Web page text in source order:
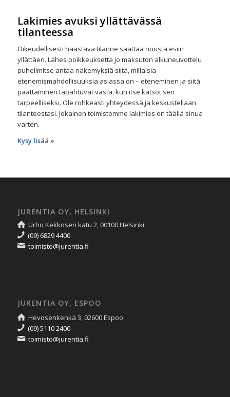
Lakimies avuksi yllättävässä
tilanteessa
Oikeudellisesti haastava tilanne saattaa nousta esiin
yllättäen. Lähes poikkeuksetta jo maksuton alkuneuvottelu
puhelimitse antaa näkemyksiä siitä, millaisia
etenemismahdollisuuksia asiassa on – eteneminen ja siitä
päättäminen tapahtuvat vasta, kun itse katsot sen
tarpeelliseksi. Ole rohkeasti yhteydessä ja keskustellaan
tilanteestasi. Jokainen toimistomme lakimies on täällä sinua
varten.
Kysy lisää »
JURENTIA OY, HELSINKI
Urho Kekkosen katu 2, 00100 Helsinki
(09) 6829 4400
toimisto@jurentia.fi
JURENTIA OY, ESPOO
Hevosenkenkä 3, 02600 Espoo
(09) 5110 2400
toimisto@jurentia.fi